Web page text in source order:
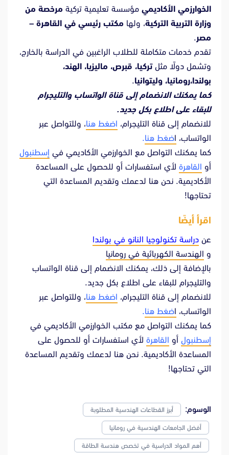
الخوارزمي الأكاديمي مؤسسة تعليمية تركية مرخصة من
وزارة التربية التركية، ولها مكتب رئيسي في القاهرة –
مصر.
تقدم خدمات متكاملة للطلاب الراغبين في الدراسة بالخارج،
وتشمل دولًا مثلتركيا، قبرص، ماليزيا، الهند،
بولندا،رومانيا، وليتوانيا.
كما يمكنك الانضمام إلى قناة الواتساب والتليجرام
للبقاء على اطلاع بكل جديد.
للانضمام إلى قناة التليجرام، اضغط هنا، وللتواصل عبر
الواتساب، اضغط هنا.
كما يمكنك التواصل مع الخوارزمي الأكاديمي في إسطنبول
أو القاهرة لأي استفسارات أو للحصول على المساعدة
الأكاديمية. نحن هنا لدعمك وتقديم المساعدة التي
تحتاجها!
اقرأ أيضًا
عن دراسة تكنولوجيا النانو في بولندا
و الهندسة الكهربائية في رومانيا
بالإضافة إلى ذلك، يمكنك الانضمام إلى قناة الواتساب
والتليجرام للبقاء على اطلاع بكل جديد.
للانضمام إلى قناة التليجرام، اضغط هنا، وللتواصل عبر
الواتساب، اضغط هنا.
كما يمكنك التواصل مع مكتب الخوارزمي الأكاديمي في
إسطنبول أو القاهرة لأي استفسارات أو للحصول على
المساعدة الأكاديمية. نحن هنا لدعمك وتقديم المساعدة
التي تحتاجها!
الوسوم: أبرز القطاعات الهندسية المطلوبة
أفضل الجامعات الهندسية في رومانيا
أهم المواد الدراسية في تخصص هندسة الطاقة